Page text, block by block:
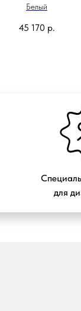
Белый
45 170 р.
для